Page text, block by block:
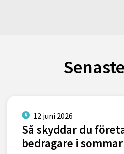
12 juni 2026
Så skyddar du
bedragare i sommar